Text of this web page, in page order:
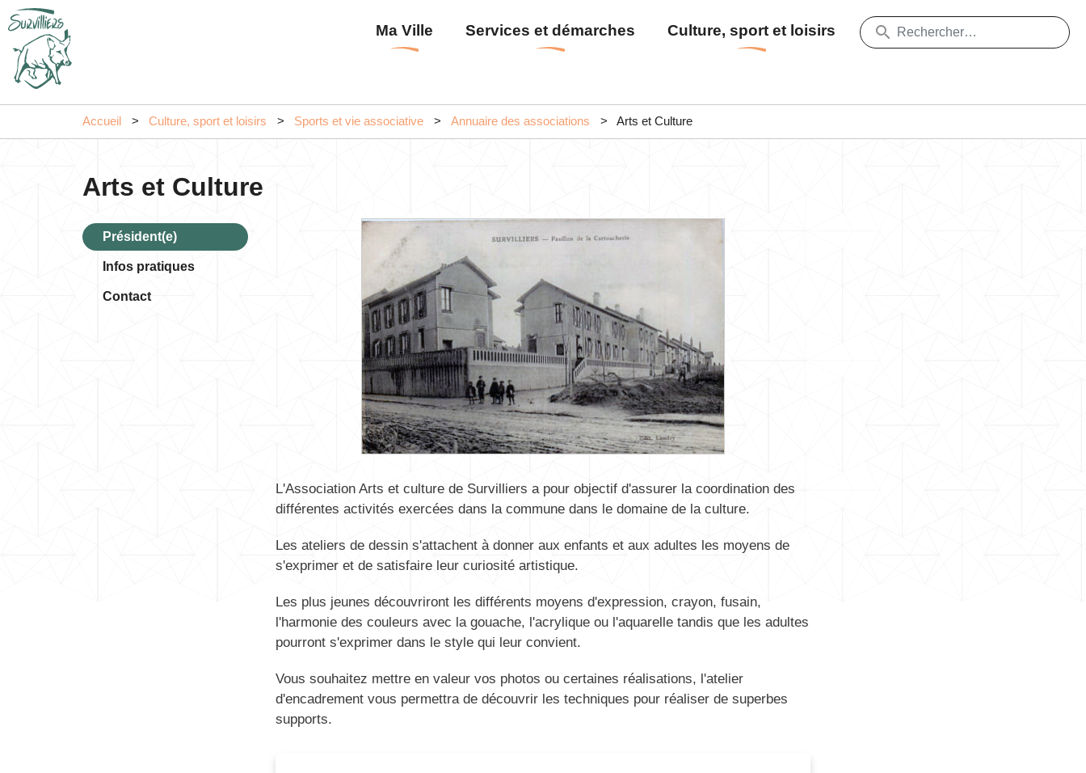
au
contenu
Menu
principal
Ma Ville Services et démarches Culture, sport et loisirs
Accueil Culture, sport et loisirs Sports et vie associative Annuaire des associations Arts et Culture
Arts et Culture
Président(e)
Infos pratiques
Contact
L'Association Arts et culture de Survilliers a pour objectif d'assurer la coordination des
différentes activités exercées dans la commune dans le domaine de la culture.
Les ateliers de dessin s'attachent à donner aux enfants et aux adultes les moyens de
s'exprimer et de satisfaire leur curiosité artistique.
Les plus jeunes découvriront les différents moyens d'expression, crayon, fusain,
l'harmonie des couleurs avec la gouache, l'acrylique ou l'aquarelle tandis que les adultes
pourront s'exprimer dans le style qui leur convient.
Vous souhaitez mettre en valeur vos photos ou certaines réalisations, l'atelier
d'encadrement vous permettra de découvrir les techniques pour réaliser de superbes
supports.